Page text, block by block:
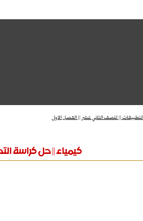
|| للصف الثاني عشر || الفصل الاول
كيمياء || حل كراسة